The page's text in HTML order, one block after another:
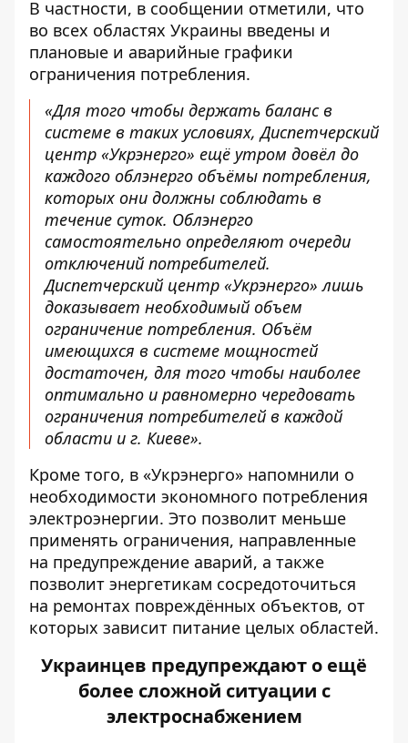
В частности, в сообщении отметили, что
во всех областях Украины введены и
плановые и аварийные графики
ограничения потребления.
«Для того чтобы держать баланс в
системе в таких условиях, Диспетчерский
центр «Укрэнерго» ещё утром довёл до
каждого облэнерго объёмы потребления,
которых они должны соблюдать в
течение суток. Облэнерго
самостоятельно определяют очереди
отключений потребителей.
Диспетчерский центр «Укрэнерго» лишь
доказывает необходимый объем
ограничение потребления. Объём
имеющихся в системе мощностей
достаточен, для того чтобы наиболее
оптимально и равномерно чередовать
ограничения потребителей в каждой
области и г. Киеве».
Кроме того, в «Укрэнерго» напомнили о
необходимости экономного потребления
электроэнергии. Это позволит меньше
применять ограничения, направленные
на предупреждение аварий, а также
позволит энергетикам сосредоточиться
на ремонтах повреждённых объектов, от
которых зависит питание целых областей.
Украинцев предупреждают о ещё
более сложной ситуации с
электроснабжением